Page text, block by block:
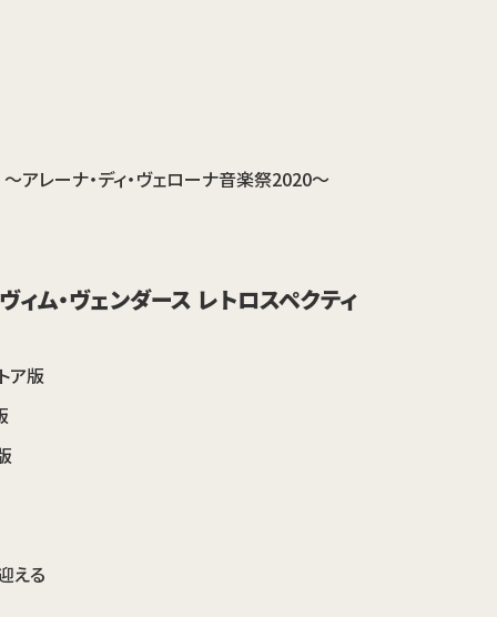
アレーナ・ディ・ヴェローナ音楽祭2020～
ム・ヴェンダース レトロスペクティ
ア版
える